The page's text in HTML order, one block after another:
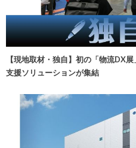
【現地取材・独自】初の「物流DX
支援ソリューションが集結